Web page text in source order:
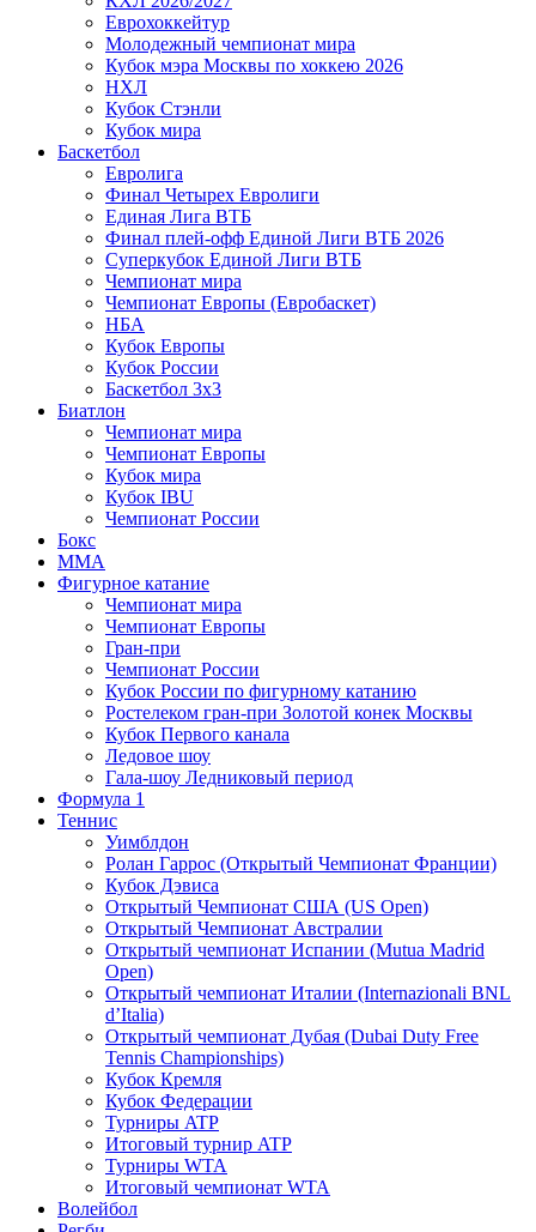
Еврохоккейтур
Молодежный чемпионат мира
Кубок мэра Москвы по хоккею 2026
НХЛ
Кубок Стэнли
Кубок мира
Баскетбол
Евролига
Финал Четырех Евролиги
Единая Лига ВТБ
Финал плей-офф Единой Лиги ВТБ 2026
Суперкубок Единой Лиги ВТБ
Чемпионат мира
Чемпионат Европы (Евробаскет)
НБА
Кубок Европы
Кубок России
Баскетбол 3х3
Биатлон
Чемпионат мира
Чемпионат Европы
Кубок мира
Кубок IBU
Чемпионат России
Бокс
MMA
Фигурное катание
Чемпионат мира
Чемпионат Европы
Гран-при
Чемпионат России
Кубок России по фигурному катанию
Ростелеком гран-при Золотой конек Москвы
Кубок Первого канала
Ледовое шоу
Гала-шоу Ледниковый период
Формула 1
Теннис
Уимблдон
Ролан Гаррос (Открытый Чемпионат Франции)
Кубок Дэвиса
Открытый Чемпионат США (US Open)
Открытый Чемпионат Австралии
Открытый чемпионат Испании (Mutua Madrid
Open)
Открытый чемпионат Италии (Internazionali BNL
d’Italia)
Открытый чемпионат Дубая (Dubai Duty Free
Tennis Championships)
Кубок Кремля
Кубок Федерации
Турниры ATP
Итоговый турнир ATP
Турниры WTA
Итоговый чемпионат WTA
Волейбол